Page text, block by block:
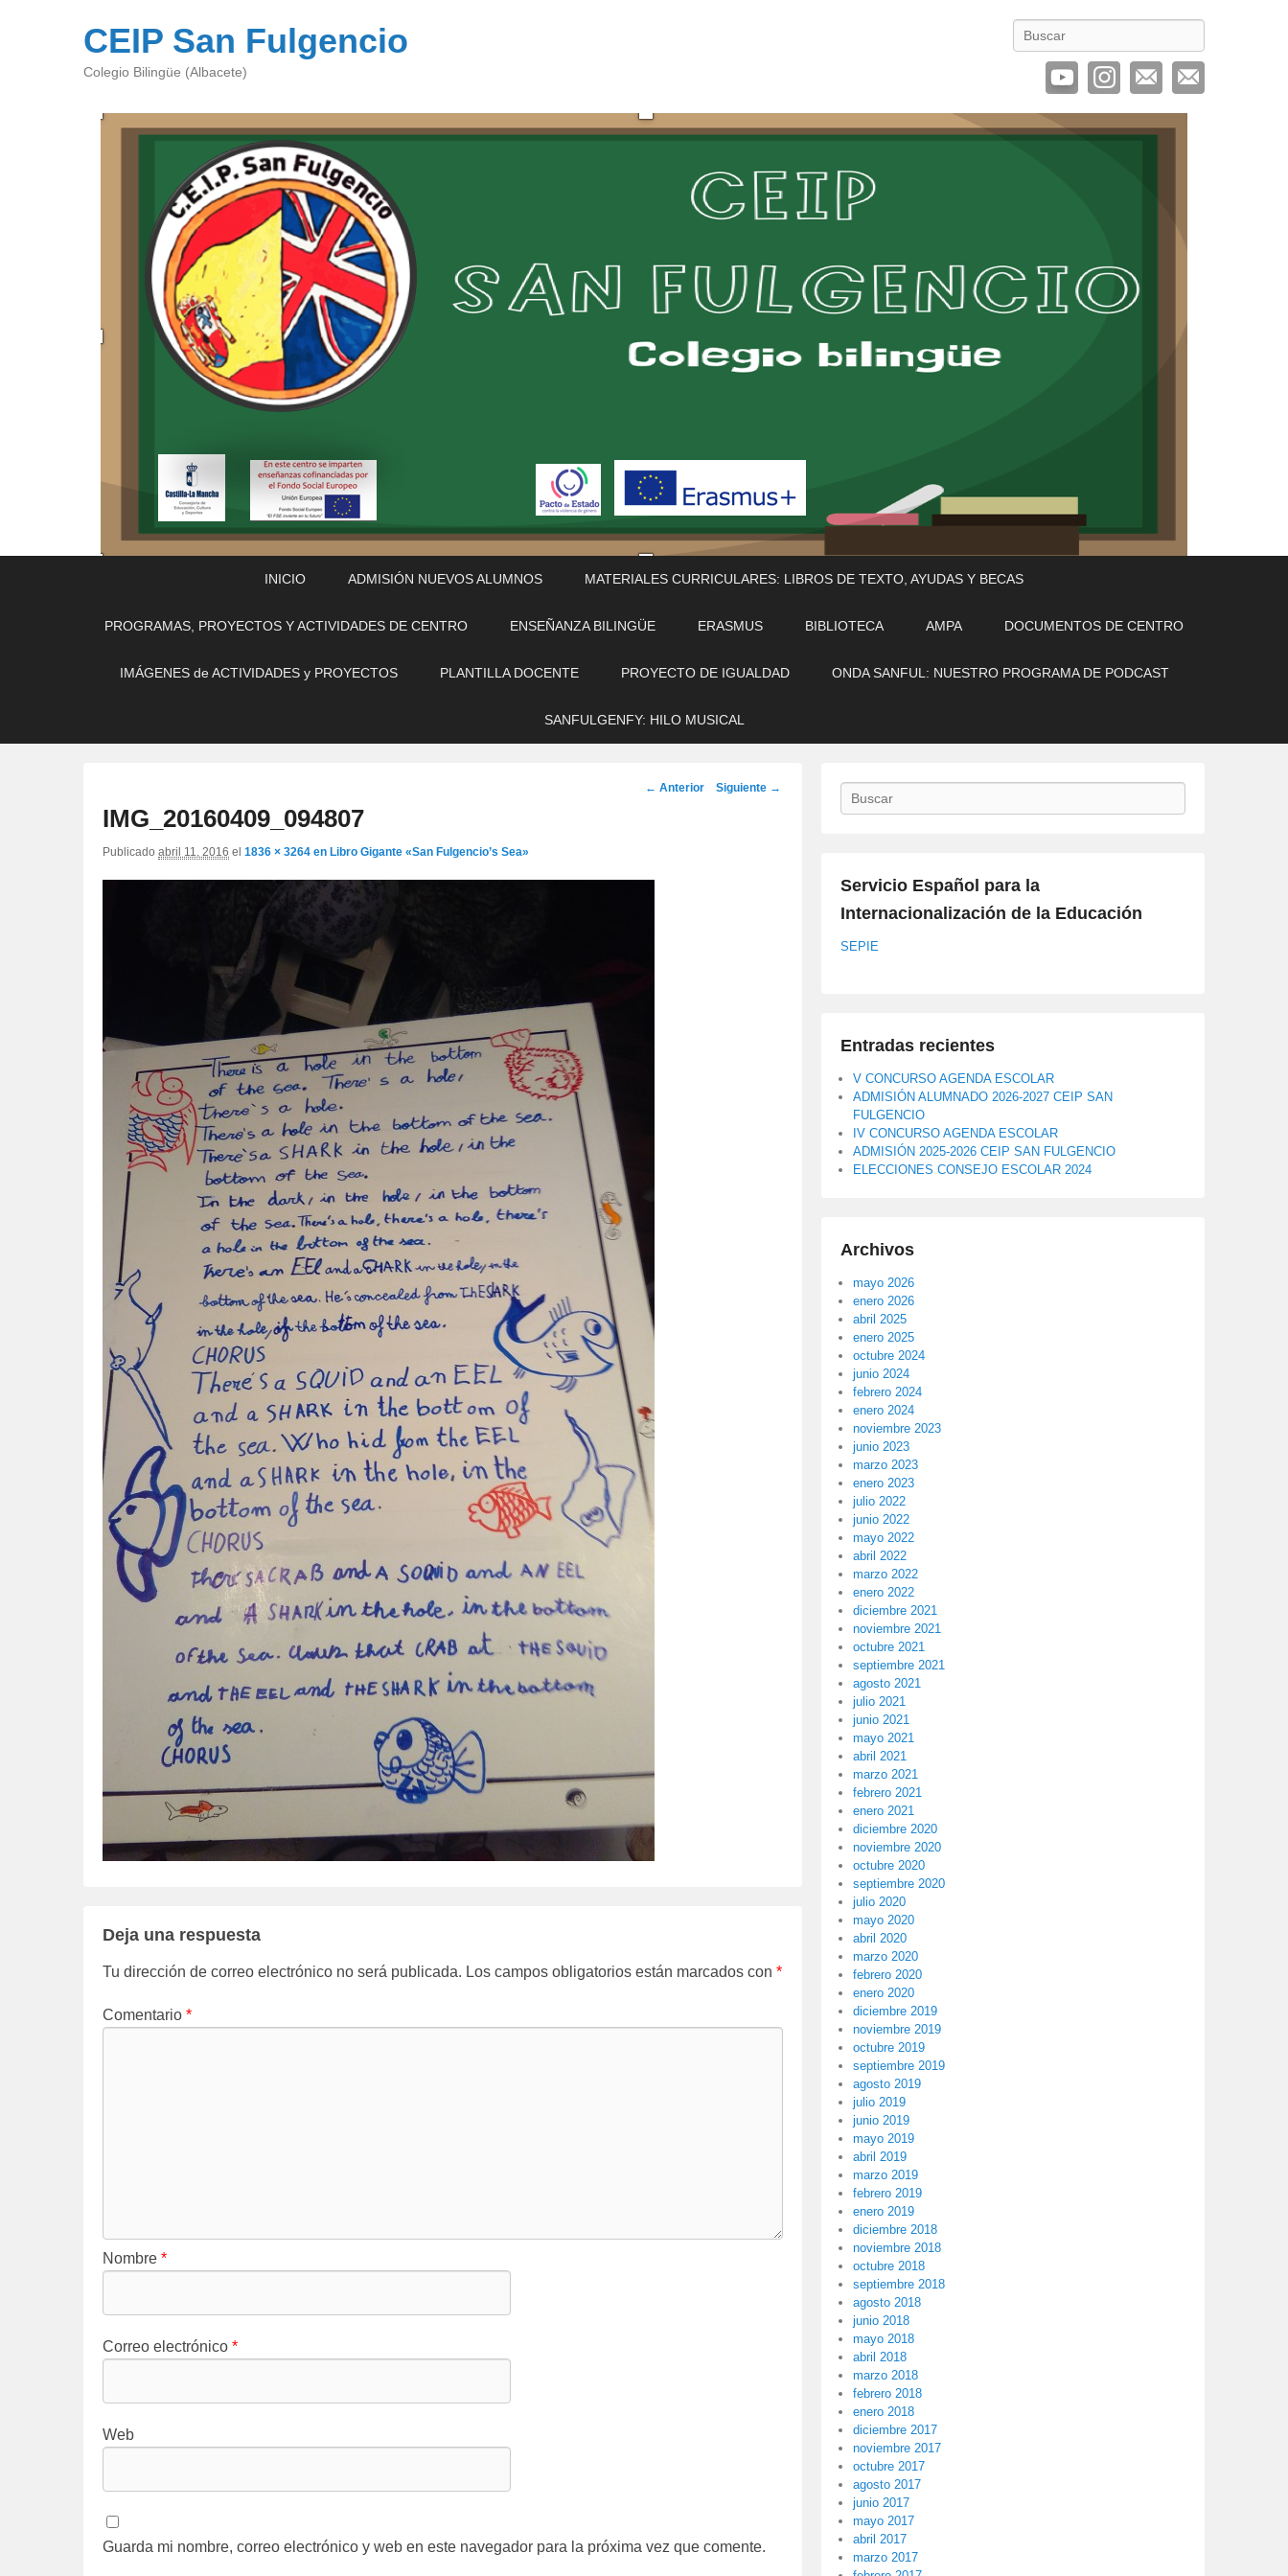
CEIP San Fulgencio
Colegio Bilingüe (Albacete)
Buscar
INICIO ADMISIÓN NUEVOS ALUMNOS MATERIALES CURRICULARES: LIBROS DE TEXTO, AYUDAS Y BECAS
PROGRAMAS, PROYECTOS Y ACTIVIDADES DE CENTRO ENSEÑANZA BILINGÜE ERASMUS BIBLIOTECA AMPA DOCUMENTOS DE CENTRO
IMÁGENES de ACTIVIDADES y PROYECTOS PLANTILLA DOCENTE PROYECTO DE IGUALDAD ONDA SANFUL: NUESTRO PROGRAMA DE PODCAST
SANFULGENFY: HILO MUSICAL
Navegación
← Anterior Siguiente →
IMG_20160409_094807
Publicado abril 11, 2016 el 1836 × 3264 en Libro Gigante «San Fulgencio’s Sea»
Deja una respuesta
Tu dirección de correo electrónico no será publicada. Los campos obligatorios están marcados con *
Comentario *
Nombre *
Correo electrónico *
Web
Guarda mi nombre, correo electrónico y web en este navegador para la próxima vez que comente.
Buscar
Servicio Español para la
Internacionalización de la Educación
SEPIE
Entradas recientes
V CONCURSO AGENDA ESCOLAR
ADMISIÓN ALUMNADO 2026-2027 CEIP SAN
FULGENCIO
IV CONCURSO AGENDA ESCOLAR
ADMISIÓN 2025-2026 CEIP SAN FULGENCIO
ELECCIONES CONSEJO ESCOLAR 2024
Archivos
mayo 2026
enero 2026
abril 2025
enero 2025
octubre 2024
junio 2024
febrero 2024
enero 2024
noviembre 2023
junio 2023
marzo 2023
enero 2023
julio 2022
junio 2022
mayo 2022
abril 2022
marzo 2022
enero 2022
diciembre 2021
noviembre 2021
octubre 2021
septiembre 2021
agosto 2021
julio 2021
junio 2021
mayo 2021
abril 2021
marzo 2021
febrero 2021
enero 2021
diciembre 2020
noviembre 2020
octubre 2020
septiembre 2020
julio 2020
mayo 2020
abril 2020
marzo 2020
febrero 2020
enero 2020
diciembre 2019
noviembre 2019
octubre 2019
septiembre 2019
agosto 2019
julio 2019
junio 2019
mayo 2019
abril 2019
marzo 2019
febrero 2019
enero 2019
diciembre 2018
noviembre 2018
octubre 2018
septiembre 2018
agosto 2018
junio 2018
mayo 2018
abril 2018
marzo 2018
febrero 2018
enero 2018
diciembre 2017
noviembre 2017
octubre 2017
agosto 2017
junio 2017
mayo 2017
abril 2017
marzo 2017